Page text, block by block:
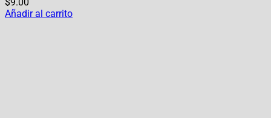
$9.00
Añadir al carrito